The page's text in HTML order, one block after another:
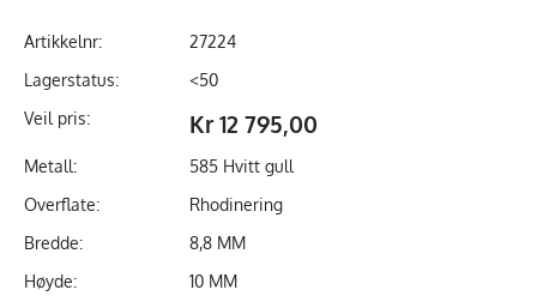
Artikkelnr:
27224
Lagerstatus:
<50
Veil pris:
Kr 12 795,00
Metall:
585 Hvitt gull
Overflate:
Rhodinering
Bredde:
8,8 MM
Høyde:
10 MM